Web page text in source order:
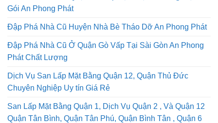
Gói An Phong Phát
Đập Phá Nhà Cũ Huyện Nhà Bè Tháo Dỡ An Phong Phát
Đập Phá Nhà Cũ Ở Quận Gò Vấp Tại Sài Gòn An Phong
Phát Chất Lượng
Dịch Vụ San Lấp Mặt Bằng Quận 12, Quận Thủ Đức
Chuyên Nghiệp Uy tín Giá Rẻ
San Lấp Mặt Bằng Quận 1, Dịch Vụ Quận 2 , Và Quận 12
Quận Tân Bình, Quận Tân Phú, Quận Bình Tân , Quận 6